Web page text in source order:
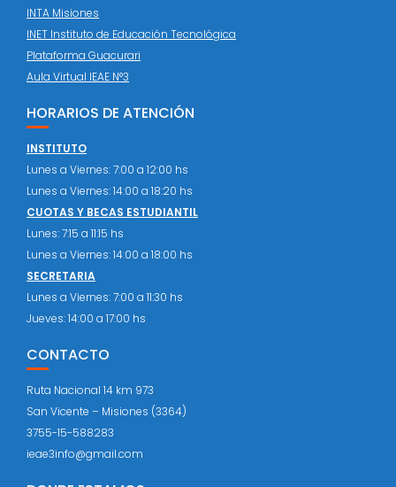
INTA Misiones
INET Instituto de Educación Tecnológica
Plataforma Guacurari
Aula Virtual IEAE N°3
HORARIOS DE ATENCIÓN
INSTITUTO
Lunes a Viernes: 7:00 a 12:00 hs
Lunes a Viernes: 14:00 a 18:20 hs
CUOTAS Y BECAS ESTUDIANTIL
Lunes: 7:15 a 11:15 hs
Lunes a Viernes: 14:00 a 18:00 hs
SECRETARIA
Lunes a Viernes: 7:00 a 11:30 hs
Jueves: 14:00 a 17:00 hs
CONTACTO
Ruta Nacional 14 km 973
San Vicente – Misiones (3364)
3755-15-588283
ieae3info@gmail.com